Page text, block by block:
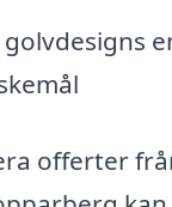
golvdesigns
offerter